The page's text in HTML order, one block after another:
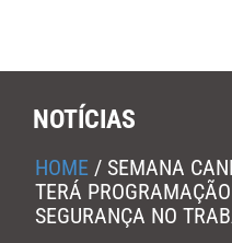
NOTÍCIAS
HOME / SEMANA
TERÁ
SEGURANÇA NO